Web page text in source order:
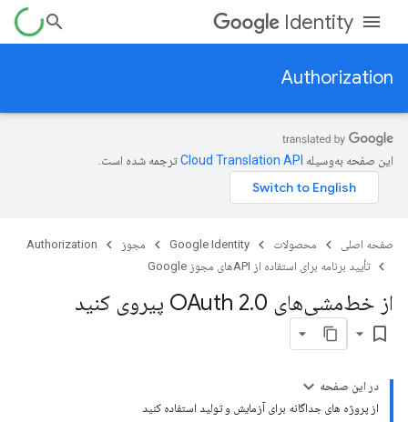
Identity
Authorization
این صفحه به‌وسیله ترجمه شده است.
صفحه اصلی محصولات Google Identity مجوز
Authorization
تأیید برنامه برای استفاده از APIهای مجوز Google
از خط‌مشی‌های OAuth 2 .0 پیروی کنید
bookmark_border
در این صفحه
از پروژه های جداگانه برای آزمایش و تولید استفاده کنید